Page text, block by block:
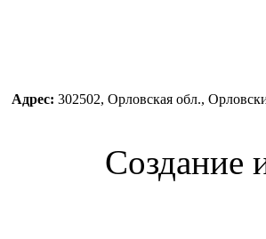
Адрес: 302502, Орловская обл.,
Создание